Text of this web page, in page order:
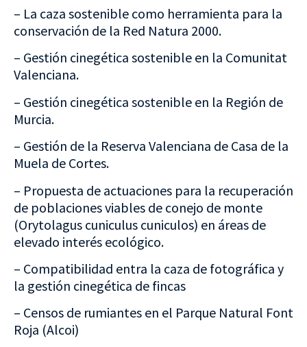
– La caza sostenible como herramienta para la
conservación de la Red Natura 2000.
– Gestión cinegética sostenible en la Comunitat
Valenciana.
– Gestión cinegética sostenible en la Región de
Murcia.
– Gestión de la Reserva Valenciana de Casa de la
Muela de Cortes.
– Propuesta de actuaciones para la recuperación
de poblaciones viables de conejo de monte
(Orytolagus cuniculus cuniculos) en áreas de
elevado interés ecológico.
– Compatibilidad entra la caza de fotográfica y
la gestión cinegética de fincas
– Censos de rumiantes en el Parque Natural Font
Roja (Alcoi)